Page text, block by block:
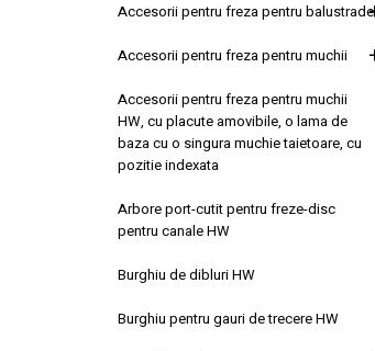
Accesorii pentru freza pentru balustrade
Accesorii pentru freza pentru muchii
Accesorii pentru freza pentru muchii
HW, cu placute amovibile, o lama de
baza cu o singura muchie taietoare, cu
pozitie indexata
Arbore port-cutit pentru freze-disc
pentru canale HW
Burghiu de dibluri HW
Burghiu pentru gauri de trecere HW